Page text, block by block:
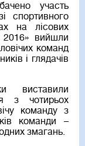
участь
спортивного
на лісових
вийшли
команд
і глядачів
виставили
з чотирьох
команду з
команди –
змагань.